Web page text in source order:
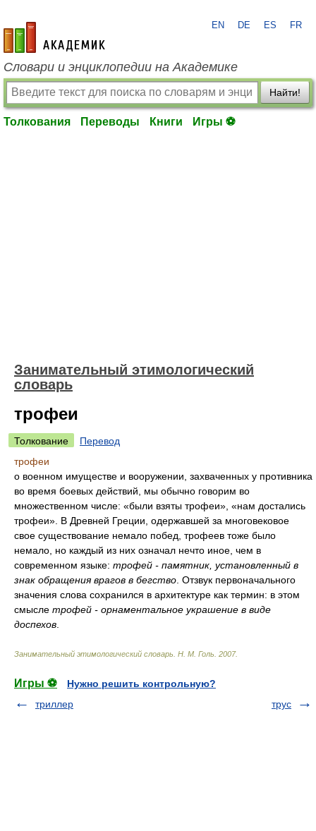
academic.ru
EN DE ES FR
Словари и энциклопедии на Академике
Найти!
Толкования Переводы Книги Игры ⚽
Занимательный этимологический
словарь
трофеи
Толкование
Перевод
трофеи
о военном имуществе и вооружении, захваченных у противника
во время боевых действий, мы обычно говорим во
множественном числе: «были взяты трофеи», «нам достались
трофеи». В Древней Греции, одержавшей за многовековое
свое существование немало побед, трофеев тоже было
немало, но каждый из них означал нечто иное, чем в
современном языке: трофей - памятник, установленный в
знак обращения врагов в бегство . Отзвук первоначального
значения слова сохранился в архитектуре как термин: в этом
смысле трофей - орнаментальное украшение в виде
доспехов
Занимательный этимологический словарь Н. М. Голь 2007.
Игры ⚽
Нужно решить контрольную?
триллер
трус